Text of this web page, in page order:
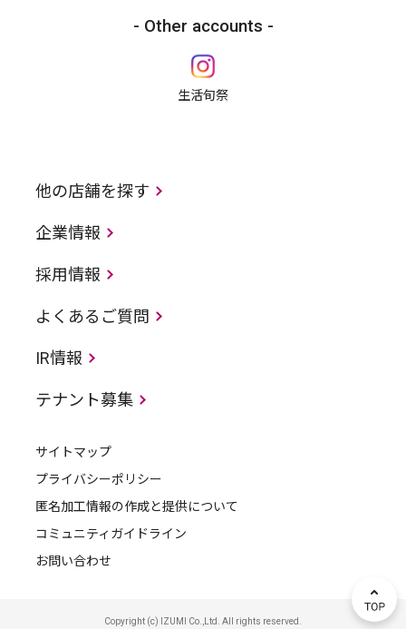
Other accounts
生活旬祭
他の店舗を探す
企業情報
採用情報
よくあるご質問
IR情報
テナント募集
サイトマップ
プライバシーポリシー
匿名加工情報の作成と提供について
コミュニティガイドライン
お問い合わせ
Copyright (c) IZUMI Co.,Ltd. All rights reserved.